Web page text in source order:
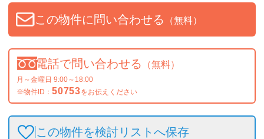
この物件に問い合わせる （無料）
電話で問い合わせる （無料）
月～金曜日 9:00～18:00
※物件ID： 50753をお伝えください
この物件を検討リストへ保存